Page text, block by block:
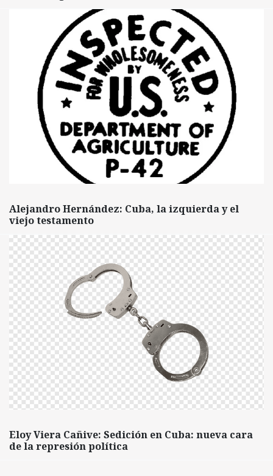
Alejandro Hernández: Cuba, la izquierda y el
viejo testamento
Eloy Viera Cañive: Sedición en Cuba: nueva cara
de la represión política